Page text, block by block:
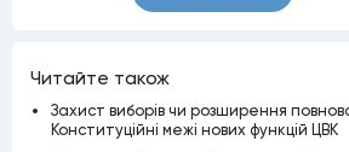
Читайте також
Захист виборів чи розширення
Конституційні межі нових функцій ЦВК